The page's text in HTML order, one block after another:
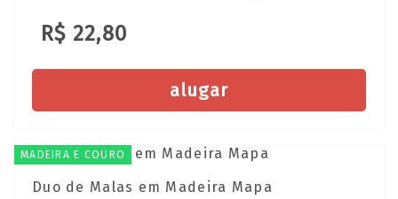
R$ 22,80
alugar
MADEIRA E COURO
Duo de Malas em Madeira Mapa